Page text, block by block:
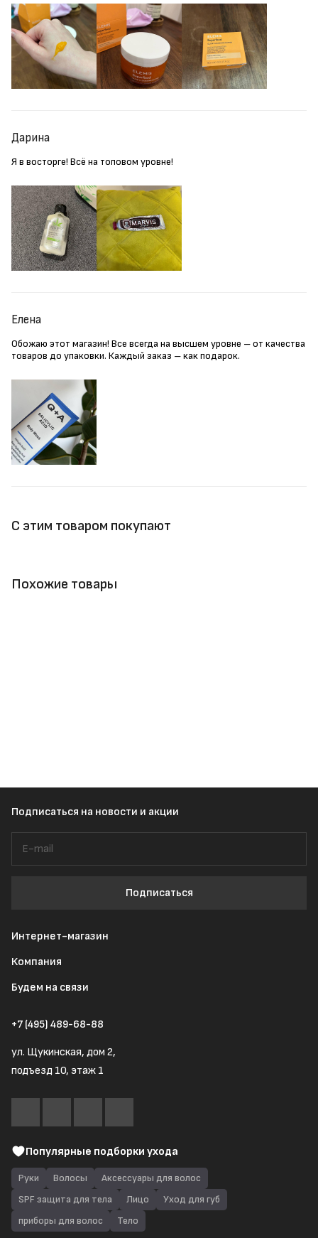
Дарина
Я в восторге! Всё на топовом уровне!
Елена
Обожаю этот магазин! Все всегда на высшем уровне – от качества
товаров до упаковки. Каждый заказ – как подарок.
С этим товаром покупают
Похожие товары
Подписаться на новости и акции
Подписаться
Интернет-магазин
Компания
Будем на связи
+7 (495) 489-68-88
ул. Щукинская, дом 2,
подъезд 10, этаж 1
Популярные подборки ухода
Руки Волосы
Аксессуары для волос
SPF защита для тела
Лицо
Уход для губ
приборы для волос
Тело